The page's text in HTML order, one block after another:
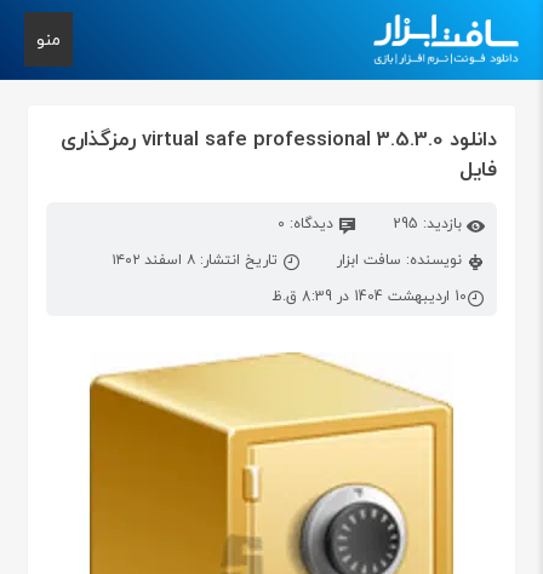
منو
دانلود virtual safe professional 3.5.3.0 رمزگذاری
فایل
بازدید: 295
دیدگاه: 0
نویسنده: سافت ابزار
تاریخ انتشار: ۸ اسفند ۱۴۰۲
10 اردیبهشت 1404 در 8:39 ق.ظ